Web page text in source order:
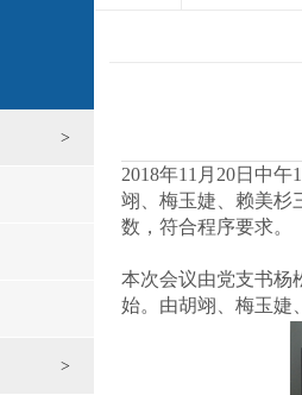
>
>
2018年11 月 20日中午
翊、梅玉婕、赖美杉
数 ， 符合程序要求。
本次会议由党支书杨
始。 由胡翊、梅玉婕